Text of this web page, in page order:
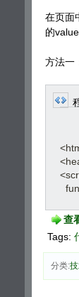
在页面
的
方法一
查
Tags:
分类: